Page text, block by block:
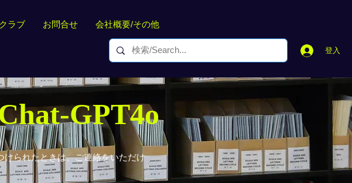
クラブ お問合せ 会社概要/その他
登入
GPT4o
けられたときは、ご連絡をいただけ